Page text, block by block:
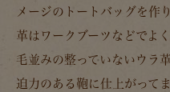
メージのトートバッグを作
革はワークブーツなどでよ
毛並みの整っていないウラ
迫力のある鞄に仕上がってま